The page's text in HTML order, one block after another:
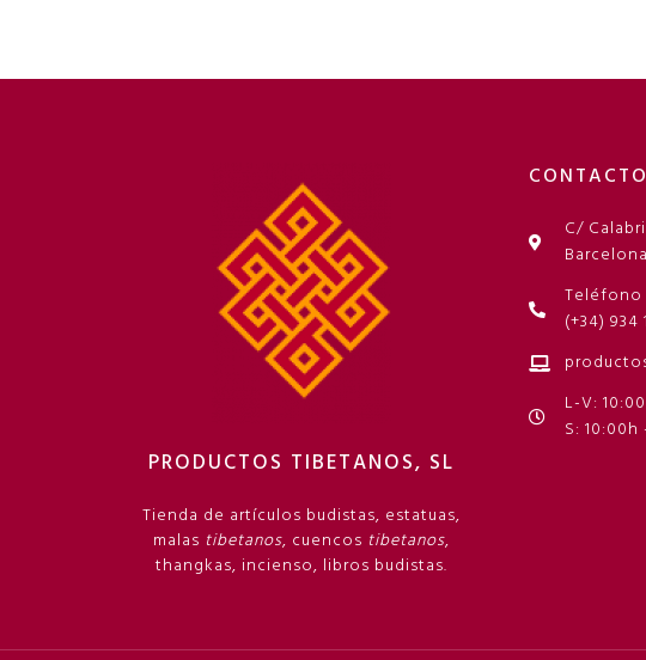
PRODUCTOS TIBETANOS, SL
Tienda de artículos budistas, estatuas,
malas tibetanos, cuencos tibetanos,
thangkas, incienso, libros budistas.
CONTACTO
C/
Barcelona
(+34) 934
L-V:
S: 10:00h